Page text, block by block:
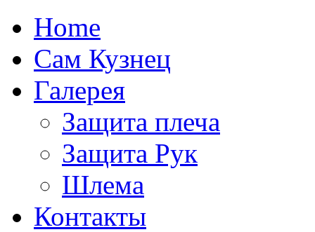
Home
Сам Кузнец
Галерея
Защита плеча
Защита Рук
Шлема
Контакты